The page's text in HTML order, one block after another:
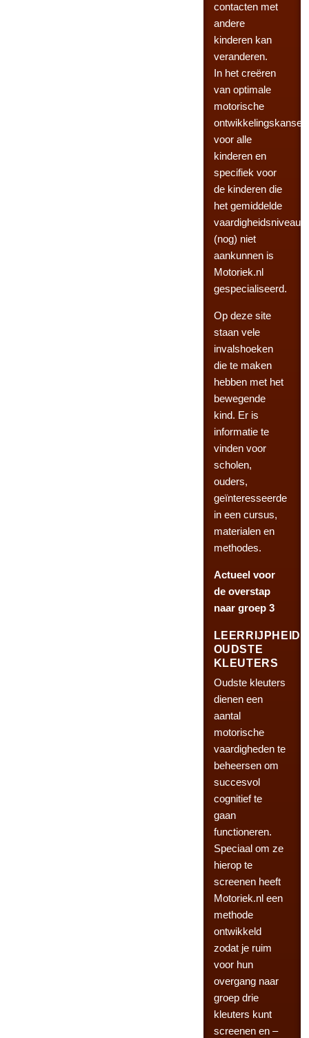
contacten met
andere
kinderen kan
veranderen.
In het creëren
van optimale
motorische
ontwikkelingskansen
voor alle
kinderen en
specifiek voor
de kinderen die
het gemiddelde
vaardigheidsniveau
(nog) niet
aankunnen is
Motoriek.nl
gespecialiseerd.
Op deze site
staan vele
invalshoeken
die te maken
hebben met het
bewegende
kind. Er is
informatie te
vinden voor
scholen,
ouders,
geïnteresseerde
in een cursus,
materialen en
methodes.
Actueel voor
de overstap
naar groep 3
OUDSTE
KLEUTERS
Oudste kleuters
dienen een
aantal
motorische
vaardigheden te
beheersen om
succesvol
cognitief te
gaan
functioneren.
Speciaal om ze
hierop te
screenen heeft
Motoriek.nl een
methode
ontwikkeld
zodat je ruim
voor hun
overgang naar
groep drie
kleuters kunt
screenen en –